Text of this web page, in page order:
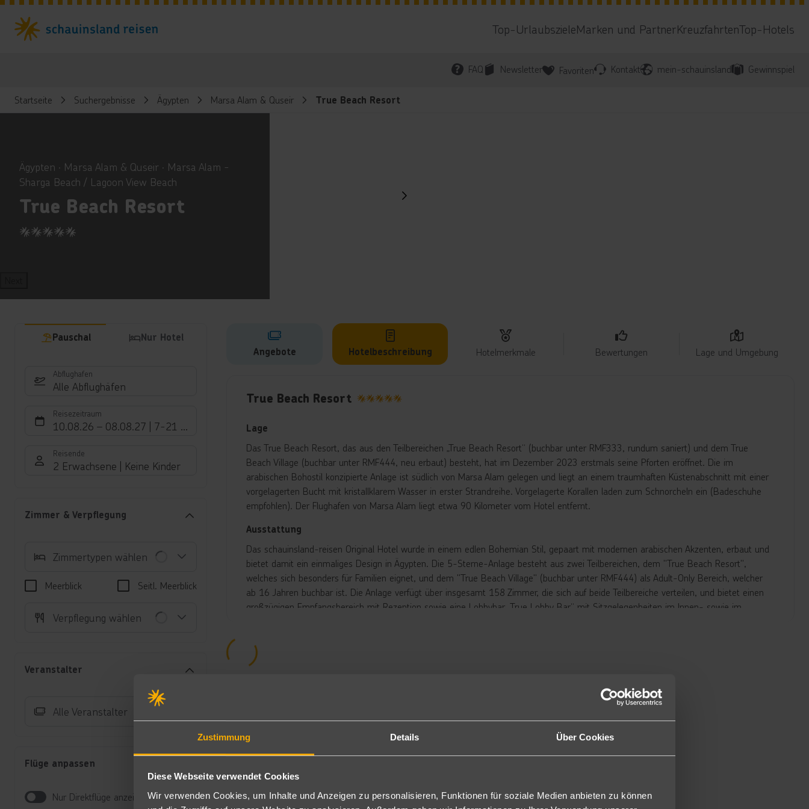
Zustimmung Details Über Cookies
Diese Webseite verwendet Cookies
Wir verwenden Cookies, um Inhalte und Anzeigen zu personalisieren, Funktionen für soziale Medien anbieten zu können
Top-UrlaubszieleMarken und PartnerKreuzfahrtenTop-Hotels
FAQ Newsletter Favoriten Kontakt mein-schauinsland Gewinnspiel
Startseite Suchergebnisse Ägypten Marsa Alam & Quseir True Beach Resort
Ägypten ∙ Marsa Alam & Quseir ∙ Marsa Alam -
Sharga Beach / Lagoon View Beach
True Beach Resort
5
Pauschal Nur Hotel
Abflughafen
Alle Abflughäfen
Reisezeitraum
10.08.26 – 08.08.27 7-21 Nächte
Reisende
2 Erwachsene Keine Kinder
Zimmer & Verpflegung
Zimmertypen wählen
Meerblick Seitl. Meerblick
Verpflegung wählen
Veranstalter
Alle Veranstalter
Flüge anpassen
Nur Direktflüge anzeigen
Angebote Hotelbeschreibung Hotelmerkmale Bewertungen Lage und Umgebung
True Beach Resort
Lage
Das True Beach Resort, das aus den Teilbereichen „True Beach Resort“ (buchbar unter RMF333, rundum saniert) und dem True
Beach Village (buchbar unter RMF444, neu erbaut) besteht, hat im Dezember 2023 erstmals seine Pforten eröffnet. Die im
arabischen Bohostil konzipierte Anlage ist südlich von Marsa Alam gelegen und liegt an einem traumhaften Küstenabschnitt mit einer
vorgelagerten Bucht mit kristallklarem Wasser in erster Strandreihe. Vorgelagerte Korallen laden zum Schnorcheln ein (Badeschuhe
empfohlen). Der Flughafen von Marsa Alam liegt etwa 90 Kilometer vom Hotel entfernt.
Ausstattung
Das schauinsland-reisen Original Hotel wurde in einem edlen Bohemian Stil, gepaart mit modernen arabischen Akzenten, erbaut und
bietet damit ein einmaliges Design in Ägypten. Die 5-Sterne-Anlage besteht aus zwei Teilbereichen, dem "True Beach Resort",
welches sich besonders für Familien eignet, und dem "True Beach Village" (buchbar unter RMF444) als Adult-Only Bereich, welcher
ab 16 Jahren buchbar ist. Die Anlage verfügt über insgesamt 158 Zimmer, die sich auf beide Teilbereiche verteilen, und bietet einen
großzügigen Empfangsbereich mit Rezeption sowie eine Lobbybar „True Lobby Bar“ mit Sitzgelegenheiten im Innen- sowie im
Liegen und Sitzsäcken. Ein Kinderpool sowie ein Kindersplashpool mit verschiedenen Wasserspielen befindet sich neben dem Miniclub
und dem angrenzenden Spielplatz mit Sonnensegel. Das Hauptrestaurant „El Manzil“ bietet Frühstück, Mittag- und Abendessen in
Restaurants „El Tawla“ (orientalisch), „NORI“ (asian-fusion) sowie „ILIOS“ (griechisch) sind im Village-Bereich gelegen und gegen
Gebühr (Adult only, Reservierung erforderlich). Des Weiteren verfügt die Anlage über eine Poolbar „Maya“, eine Rooftopbar „Sama Bar“
(Shisha vorhanden, gegen Gebühr), ein Theater, das am Abend verschiedene Unterhaltungsprogramme anbietet, eine Strandbar sowie
über verschiedene Geschäfte und einen Friseur sowie Spabereich. Der Villagebereich ist von einer großzügigen Wasserlandschaft
umgeben und bietet insgesamt 4 verschiedene Hauptpools, die durch die gesamte Anlage führen, sowie einen Infinitypool, der einen
Bar“ sowie das orientalische Restaurant „El Tawla“ und eine Chaise Lounge. Zwei weitere Bars „Salt Bar“ sowie „ILIOS“ Bar direkt am
Strand stehen im Village Bereich zur Verfügung. Gäste des Villagebereichs dürfen beide Teilbereiche nutzen, allerdings nicht